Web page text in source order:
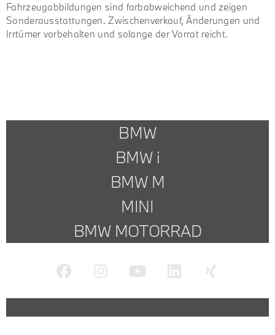
Fahrzeugabbildungen sind farbabweichend und zeigen
Sonderausstattungen. Zwischenverkauf, Änderungen und
Irrtümer vorbehalten und solange der Vorrat reicht.
BMW
BMW i
BMW M
MINI
BMW MOTORRAD